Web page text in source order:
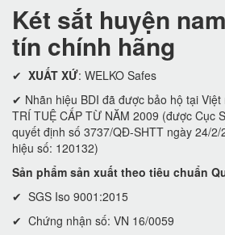
Két sắt huyện
tín chính hãng
✔ XUẤT XỨ: WELKO Safes
✔ Nhãn hiệu BDI đã được bảo hộ tại Việt
TRÍ TUỆ CẤP TỪ NĂM 2009 (được Cục
quyết định số 3737/QĐ-SHTT ngày 24/
hiệu số: 120132)
Sản phẩm sản xuất theo tiêu chuẩn
✔ SGS Iso 9001:2015
✔ Chứng nhận số: VN 16/0059